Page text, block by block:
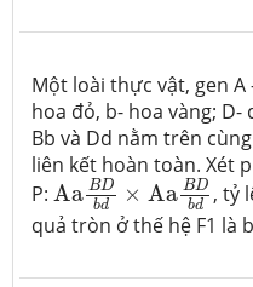
Một loài thực vật, gen A
hoa đỏ, b- hoa vàng; D-
Bb và Dd nằm trên
liên kết hoàn toàn. Xét
P: Aa BD
bd × Aa BD
bd
AaBDbd× AaBDbd
, tỷ
quả tròn ở thế hệ F1 là